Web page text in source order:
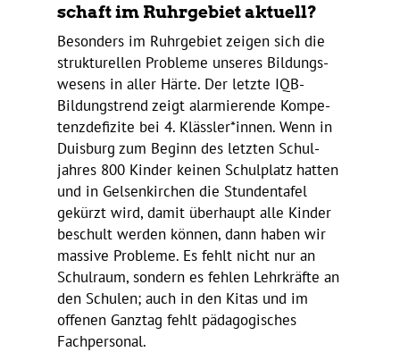
schaft im Ruhr­ge­biet aktuell?
Beson­ders im Ruhr­ge­biet zeigen sich die
struk­tu­rellen Probleme unseres Bildungs­
we­sens in aller Härte. Der letzte IQB-
Bildungs­trend zeigt alar­mie­rende Kompe­
tenz­de­fi­zite bei 4. Klässler*innen. Wenn in
Duis­burg zum Beginn des letzten Schul­
jahres 800 Kinder keinen Schul­platz hatten
und in Gelsen­kir­chen die Stun­den­tafel
gekürzt wird, damit über­haupt alle Kinder
beschult werden können, dann haben wir
massive Probleme. Es fehlt nicht nur an
Schul­raum, sondern es fehlen Lehr­kräfte an
den Schulen; auch in den Kitas und im
offenen Ganztag fehlt pädago­gi­sches
Fachpersonal.